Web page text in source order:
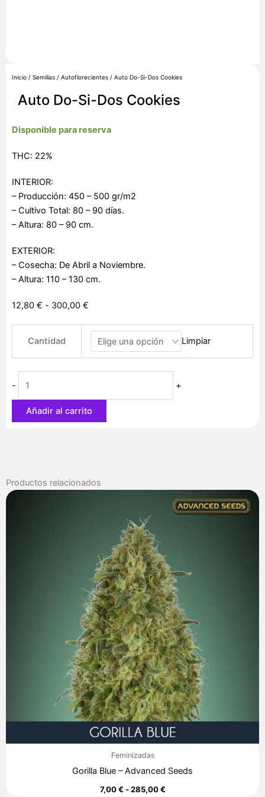
Inicio / Semillas / Autoflorecientes / Auto Do-Si-Dos Cookies
Auto Do-Si-Dos Cookies
Disponible para reserva
THC: 22%
INTERIOR:
– Producción: 450 – 500 gr/m2
– Cultivo Total: 80 – 90 días.
– Altura: 80 – 90 cm.
EXTERIOR:
– Cosecha: De Abril a Noviembre.
– Altura: 110 – 130 cm.
12,80 € - 300,00 €
precios:
desde
12,80 €
Cantidad Limpiar
-
Do-
Si-
Dos
Cookies
cantidad
+
Añadir al carrito
Productos relacionados
Feminizadas
Gorilla Blue – Advanced Seeds
7,00€ - 285,00€
de
precios:
285,00 €